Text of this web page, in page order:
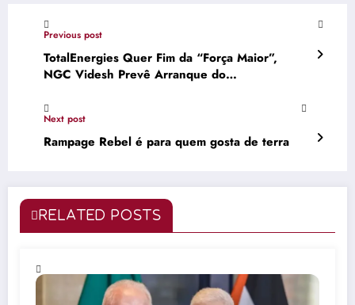
Previous post
TotalEnergies Quer Fim da “Força Maior”,
NGC Videsh Prevê Arranque do
Financiamento • Diário Económico
Next post
Rampage Rebel é para quem gosta de terra
RELATED POSTS